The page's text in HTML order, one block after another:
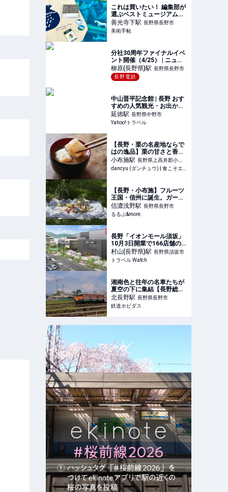
人公論.jp
これは買いたい！ 編集部が
選ぶベストミュージアムグ
ッズ（長野県立美術館）
善光寺下駅 長野県長野市
美術手帖
分社30周年ファイナルイベ
ント開催（4/25） | ニュー
スリリース | 長電バス株式
会社
柳原(長野県)駅 長野県長野市
長野電鉄
中山晋平記念館 | 長野 おす
すめの人気観光・お出かけ
スポット - Yahoo!トラベル
延徳駅 長野県中野市
Yahoo!トラベル
【長野・栗の名産地ならで
はの逸品】栗の甘さと香り
が脳天を突き抜ける！国産
の生栗を使った栗あん"だ
け"でつくる『竹風堂』の
(ダンチュウ) | 食こそエンタ
ーテインメン
小布施駅 長野県上高井郡小布
施町
dancyu (ダンチュウ) | 食こそエンターテインメント！
【長野・小布施】フルーツ
王国・信州に誕生。ガーデ
ンカフェ「pique-nique(ピ
クニック)」のりんご畑で、
さわやかなピクニックを！
信濃浅野駅 長野県長野市
るるぶ&more.
長野「イオンモール須坂」
10月3日開業で166店舗のリ
スト公開。地元発ショップ
揃う「SUZAKA蔵」、県下
初のIMAXシアターも
村山(長野県)駅 長野県須坂市
トラベル Watch
湘南色と往年の名車たちが
夏空の下に集結【長野総合
車両センター】 | 鉄道ホビ
ダス
北長野駅 長野県長野市
鉄道ホビダス